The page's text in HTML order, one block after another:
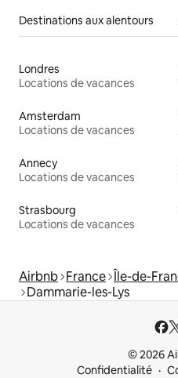
Destinations aux alentours
Londres
Locations de vacances
Amsterdam
Locations de vacances
Annecy
Locations de vacances
Strasbourg
Locations de vacances
Airbnb France Île-de-
Dammarie-les-Lys
© 2026
Confidentialité